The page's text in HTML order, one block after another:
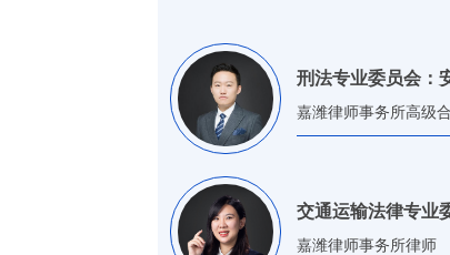
刑法专业委员会：
嘉潍律师事务所高级
交通运输法律专业
嘉潍律师事务所律师